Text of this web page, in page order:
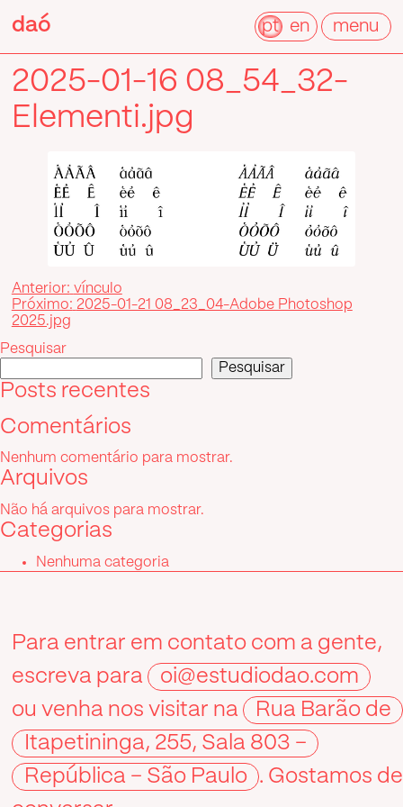
para
conteúdo
daó pt en menu
daó
2025-01-16 08_54_32-
Elementi.jpg
Navegação
de
Post
Anterior: vínculo
Próximo: 2025-01-21 08_23_04-Adobe Photoshop
2025.jpg
Pesquisar
Pesquisar
Posts recentes
Comentários
Nenhum comentário para mostrar.
Arquivos
Não há arquivos para mostrar.
Categorias
Nenhuma categoria
Para entrar em contato com a gente,
escreva para
oi@estudiodao.com
ou venha nos visitar na
Rua Barão de
Itapetininga, 255, Sala 803 –
República – São Paulo
. Gostamos de